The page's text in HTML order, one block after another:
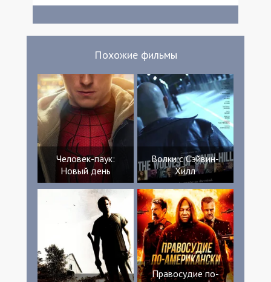
Похожие фильмы
Человек-паук:
Новый день
Волки с Сэйвин-
Хилл
Правосудие по-